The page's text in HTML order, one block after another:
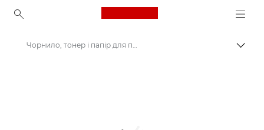
Canon Logo, back to
Чорнило, тонер і папір для принтера